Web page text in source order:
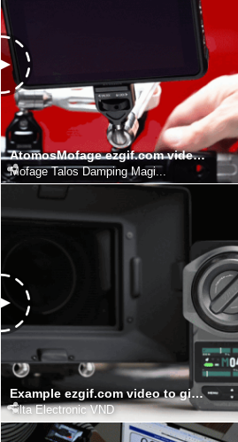
AtomosMofage ezgif.com video to gif converter
Mofage Talos Damping Magi...
Example ezgif.com video to gif converter
Tilta Electronic VND